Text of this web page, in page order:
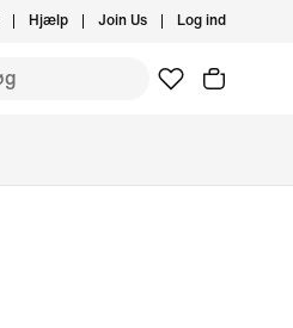
Hjælp Join Us Log ind